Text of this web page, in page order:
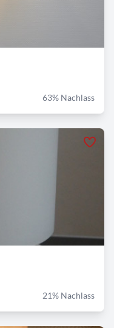
63% Nachlass
21% Nachlass